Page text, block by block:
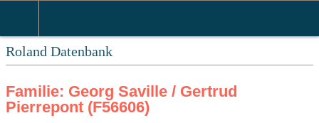
Roland Datenbank
Familie: Georg Saville / Gertrud
Pierrepont (F56606)